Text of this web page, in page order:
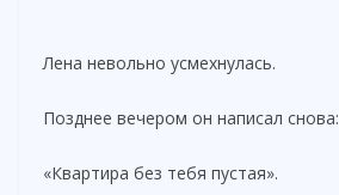
Лена невольно усмехнулась.
Позднее вечером он написал снова:
«Квартира без тебя пустая».